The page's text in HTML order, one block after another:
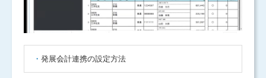
発展会計連携の設定方法